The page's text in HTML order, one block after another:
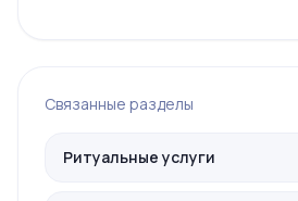
Связанные разделы
Ритуальные услуги